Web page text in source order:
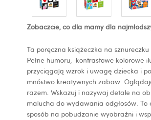
dzieci
i
mies.+
Zobaczcie, co dla mamy dla
Ta poręczna książeczka na sznureczku
Pełne humoru, kontrastowe kolorowe
przyciągają wzrok i uwagę dziecka i
mnóstwo kreatywnych zabaw.
razem. Wskazuj i nazywaj detale na
malucha do wydawania odgłosów. To
sposób na pobudzanie wyobraźni i